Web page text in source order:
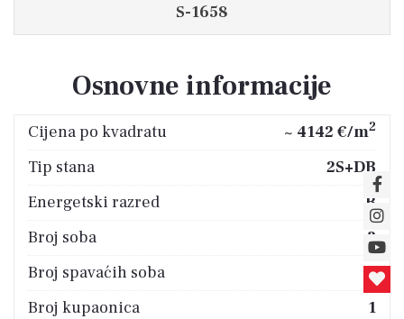
S-1658
Osnovne informacije
Cijena po kvadratu ~ 4142 €/m2
Tip stana
2S+DB
Energetski razred
B
Broj soba
3
Broj spavaćih soba
2
Broj kupaonica
1